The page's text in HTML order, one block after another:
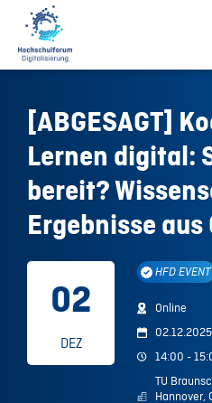
[ABGESAGT]
Lernen digital:
bereit?
Ergebnisse aus
02
DEZ
HFD EVENT
Online
02.12.2025
14:00 -
TU
Hannover,